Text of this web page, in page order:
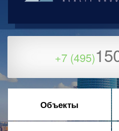
+7 (495)
Объекты